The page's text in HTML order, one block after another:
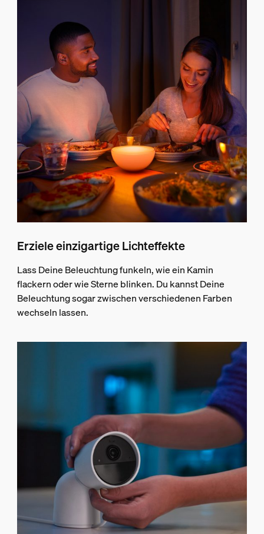
Erziele einzigartige Lichteffekte
Lass Deine Beleuchtung funkeln, wie ein Kamin
flackern oder wie Sterne blinken. Du kannst Deine
Beleuchtung sogar zwischen verschiedenen Farben
wechseln lassen.